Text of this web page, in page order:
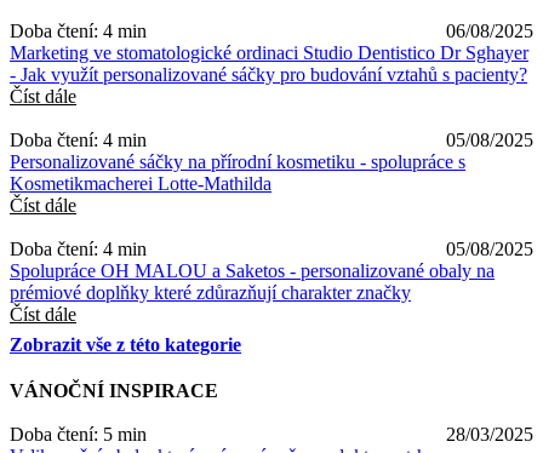
Doba čtení: 4 min
06/08/2025
Marketing ve stomatologické ordinaci Studio Dentistico Dr Sghayer
- Jak využít personalizované sáčky pro budování vztahů s pacienty?
Číst dále
Doba čtení: 4 min
05/08/2025
Personalizované sáčky na přírodní kosmetiku - spolupráce s
Kosmetikmacherei Lotte-Mathilda
Číst dále
Doba čtení: 4 min
05/08/2025
Spolupráce OH MALOU a Saketos - personalizované obaly na
prémiové doplňky které zdůrazňují charakter značky
Číst dále
Zobrazit vše z této kategorie
VÁNOČNÍ INSPIRACE
Doba čtení: 5 min
28/03/2025